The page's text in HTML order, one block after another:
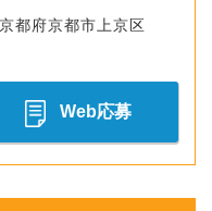
京都府京都市上京区
Web応募